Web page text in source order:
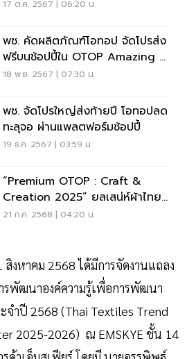
17 ต.ค. 2567 | 06:20 น.
พช. คัดผลิตภัณฑ์โอทอป จัดโปรส่ง
ฟรีบนช้อปปี้ใน OTOP Amazing ชู
อาหารเครื่องดื่มยอดฮิตผ่าน
18 พ.ย. 2567 | 07:30 น.
พช. จัดโปรใหญ่ส่งท้ายปี โอทอปลด
ทะลุจอ ผ่านแพลตฟอร์มช้อปปี้
19 ธ.ค. 2567 | 03:59 น.
“Premium OTOP : Craft &
Creation 2025” ยลเสน่ห์ผ้าไทย
สู่แฟชั่นระดับโลก
21 ก.ค. 2568 | 04:20 น.
งหาคม 2568 ได้มีการจัดงานแถลง
รพัฒนาองค์ความรู้เพื่อการพัฒนา
ำปี 2568 (Thai Textiles Trend
2025-2026) ณ EMSKYE ชั้น 14